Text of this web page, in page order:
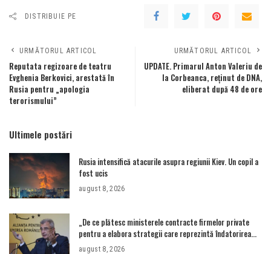
DISTRIBUIE PE
URMĂTORUL ARTICOL
Reputata regizoare de teatru
Evghenia Berkovici, arestată în
Rusia pentru „apologia
terorismului”
URMĂTORUL ARTICOL
UPDATE. Primarul Anton Valeriu de
la Corbeanca, reținut de DNA,
eliberat după 48 de ore
Ultimele postări
Rusia intensifică atacurile asupra regiunii Kiev. Un copil a
fost ucis
august 8, 2026
„De ce plătesc ministerele contracte firmelor private
pentru a elabora strategii care reprezintă îndatorirea
angajaților din minister?”
august 8, 2026